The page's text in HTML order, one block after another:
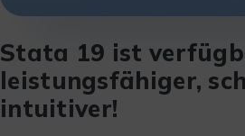
Stata 19 ist
leistungsfähiger,
intuitiver!